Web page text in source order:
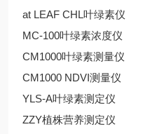
at LEAF CHL叶绿素仪
MC-100叶绿素浓度仪
CM1000叶绿素测量仪
CM1000 NDVI测量仪
YLS-A叶绿素测定仪
ZZY植株营养测定仪